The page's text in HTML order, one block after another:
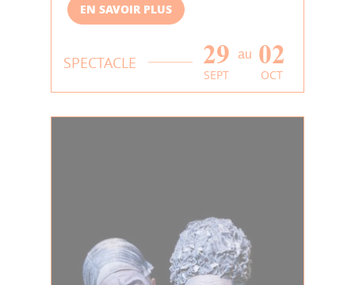
EN SAVOIR PLUS
SPECTACLE 29
SEPT
au 02
OCT